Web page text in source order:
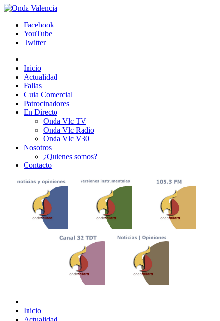
Facebook
YouTube
Twitter
Inicio
Actualidad
Fallas
Guia Comercial
Patrocinadores
En Directo
Onda Vlc TV
Onda Vlc Radio
Onda Vlc V30
Nosotros
¿Quienes somos?
Contacto
Inicio
Actualidad